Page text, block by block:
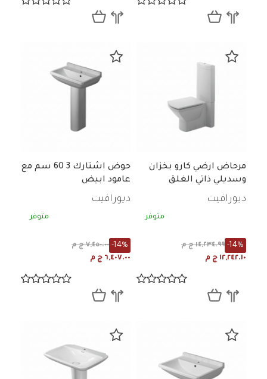
مرحاض ارضي كارو بخزان
وسديلي ذاتي الغلق
ديورافيت
متوفر
١٤,٢٣٤.٩٩ ج م -14%
١٢,٢٤٢.١٠ ج م
حوض اشتارك 3 60 سم مع
عامود ابيض
ديورافيت
متوفر
٧,٤٥٠.٠٠ ج م -14%
٦,٤٠٧.٠٠ ج م